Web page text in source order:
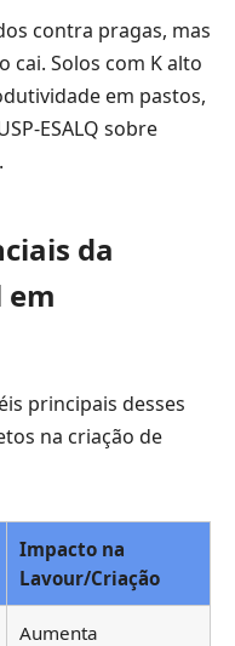
contra pragas, mas
cai. Solos com K alto
em pastos,
ESALQ sobre
da
em
principais desses
na criação de
Impacto na
Lavour/Criação
Aumenta